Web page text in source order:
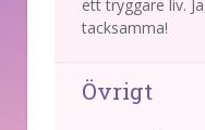
ett tryggare liv.
tacksamma!
Övrigt